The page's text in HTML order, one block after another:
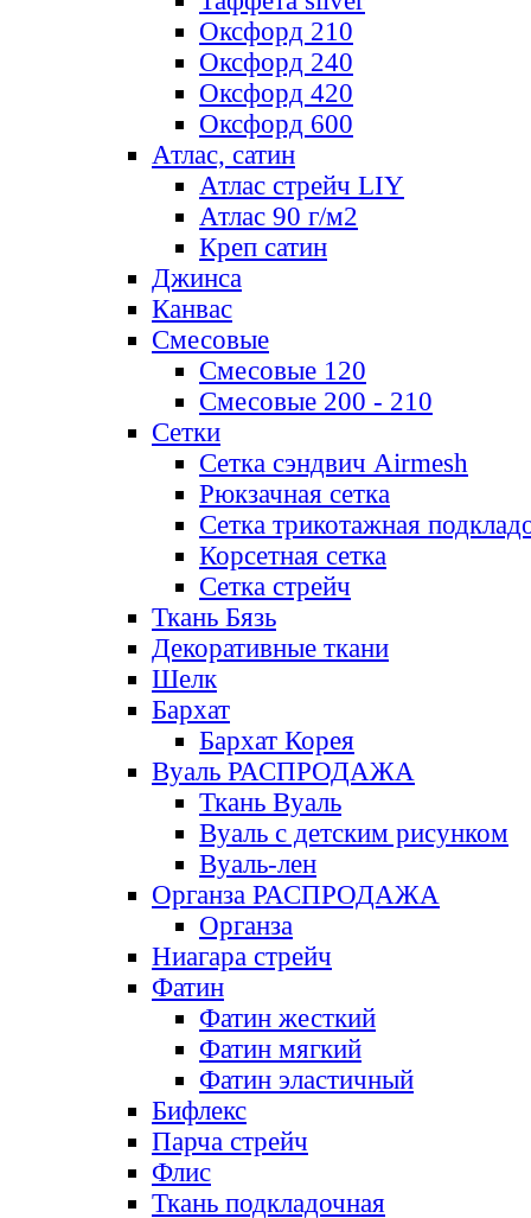
Оксфорд 210
Оксфорд 240
Оксфорд 420
Оксфорд 600
Атлас, сатин
Атлас стрейч LIY
Атлас 90 г/м2
Креп сатин
Джинса
Канвас
Смесовые
Смесовые 120
Смесовые 200 - 210
Сетки
Сетка сэндвич Airmesh
Рюкзачная сетка
Сетка трикотажная
Корсетная сетка
Сетка стрейч
Ткань Бязь
Декоративные ткани
Шелк
Бархат
Бархат Корея
Вуаль РАСПРОДАЖА
Ткань Вуаль
Вуаль с детским рисунком
Вуаль-лен
Органза РАСПРОДАЖА
Органза
Ниагара стрейч
Фатин
Фатин жесткий
Фатин мягкий
Фатин элаcтичный
Бифлекс
Парча стрейч
Флис
Ткань подкладочная